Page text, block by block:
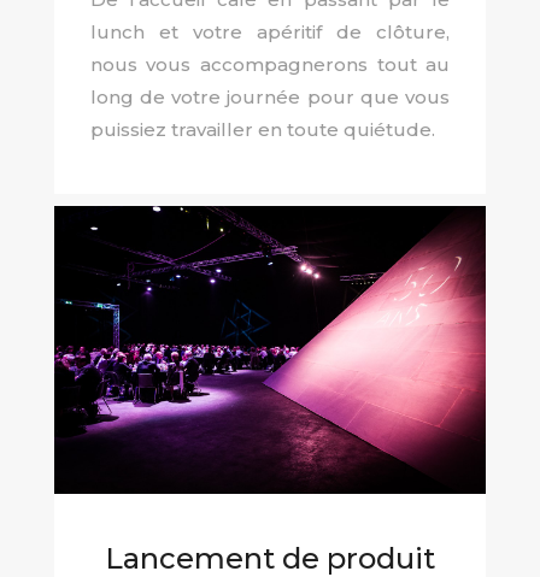
lunch et votre apéritif de clôture,
nous vous accompagnerons tout au
long de votre journée pour que vous
puissiez travailler en toute quiétude.
Lancement de produit